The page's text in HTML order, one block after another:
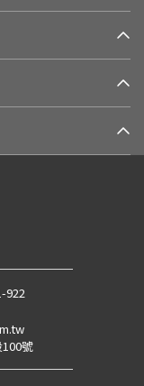
922
號